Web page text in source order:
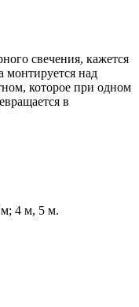
свечения, кажется
монтируется над
которое при одном
в
4 м, 5 м.